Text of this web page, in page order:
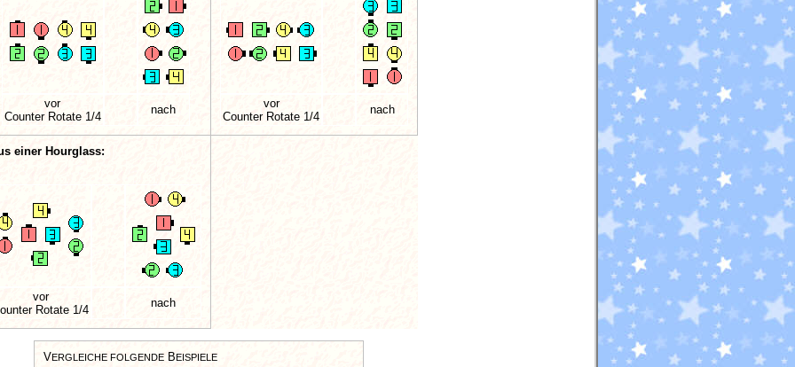
vor
Counter Rotate 1/4
nach
vor
Counter Rotate 1/4
nach
einer Hourglass:
vor
Rotate 1/4
nach
VERGLEICHE FOLGENDE BEISPIELE